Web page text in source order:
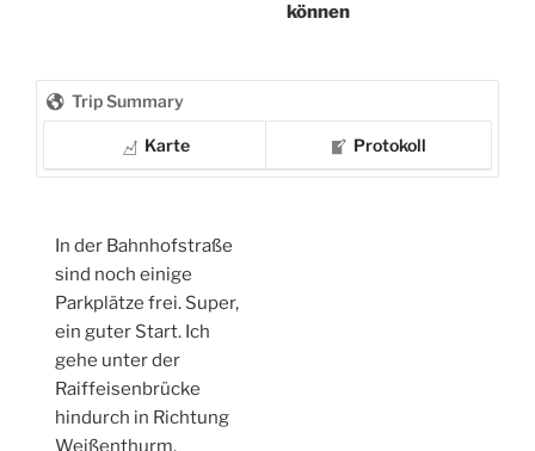
können
Trip Summary
Karte Protokoll
In der Bahnhofstraße
sind noch einige
Parkplätze frei. Super,
ein guter Start. Ich
gehe unter der
Raiffeisenbrücke
hindurch in Richtung
Weißenthurm.